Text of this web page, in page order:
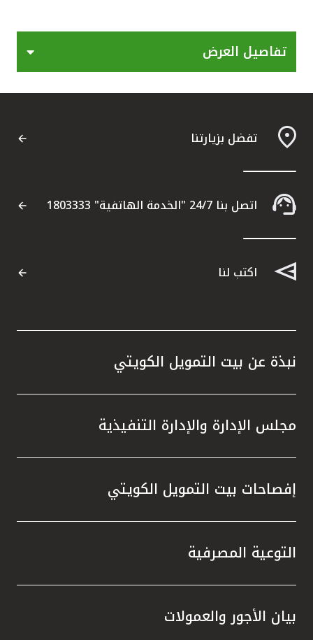
أدوات وخدمات
مواقع الفروع وأجهزة الصرف الآلي
ألمانيا
ماليزيا
مصر
المملكة المتحدة
مملكة البحرين
تفاصيل العرض
تفضل بزيارتنا
اتصل بنا 24/7 "الخدمة الهاتفية" 1803333
اكتب لنا
نبذة عن بيت التمويل الكويتي
مجلس الإدارة والإدارة التنفيذية
إفصاحات بيت التمويل الكويتي
التوعية المصرفية
بيان الأجور والعمولات